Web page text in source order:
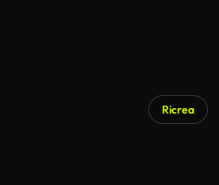
Ricrea